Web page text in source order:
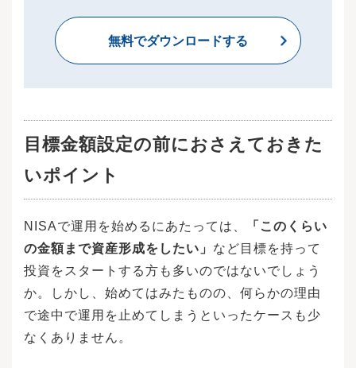
無料でダウンロードする
目標金額設定の前におさえておきた
いポイント
NISAで運用を始めるにあたっては、
「このくらい
の金額まで資産形成をしたい」 など目標を持って
投資をスタートする方も多いのではないでしょう
か。しかし、始めてはみたものの、何らかの理由
で途中で運用を止めてしまうといったケースも少
なくありません。